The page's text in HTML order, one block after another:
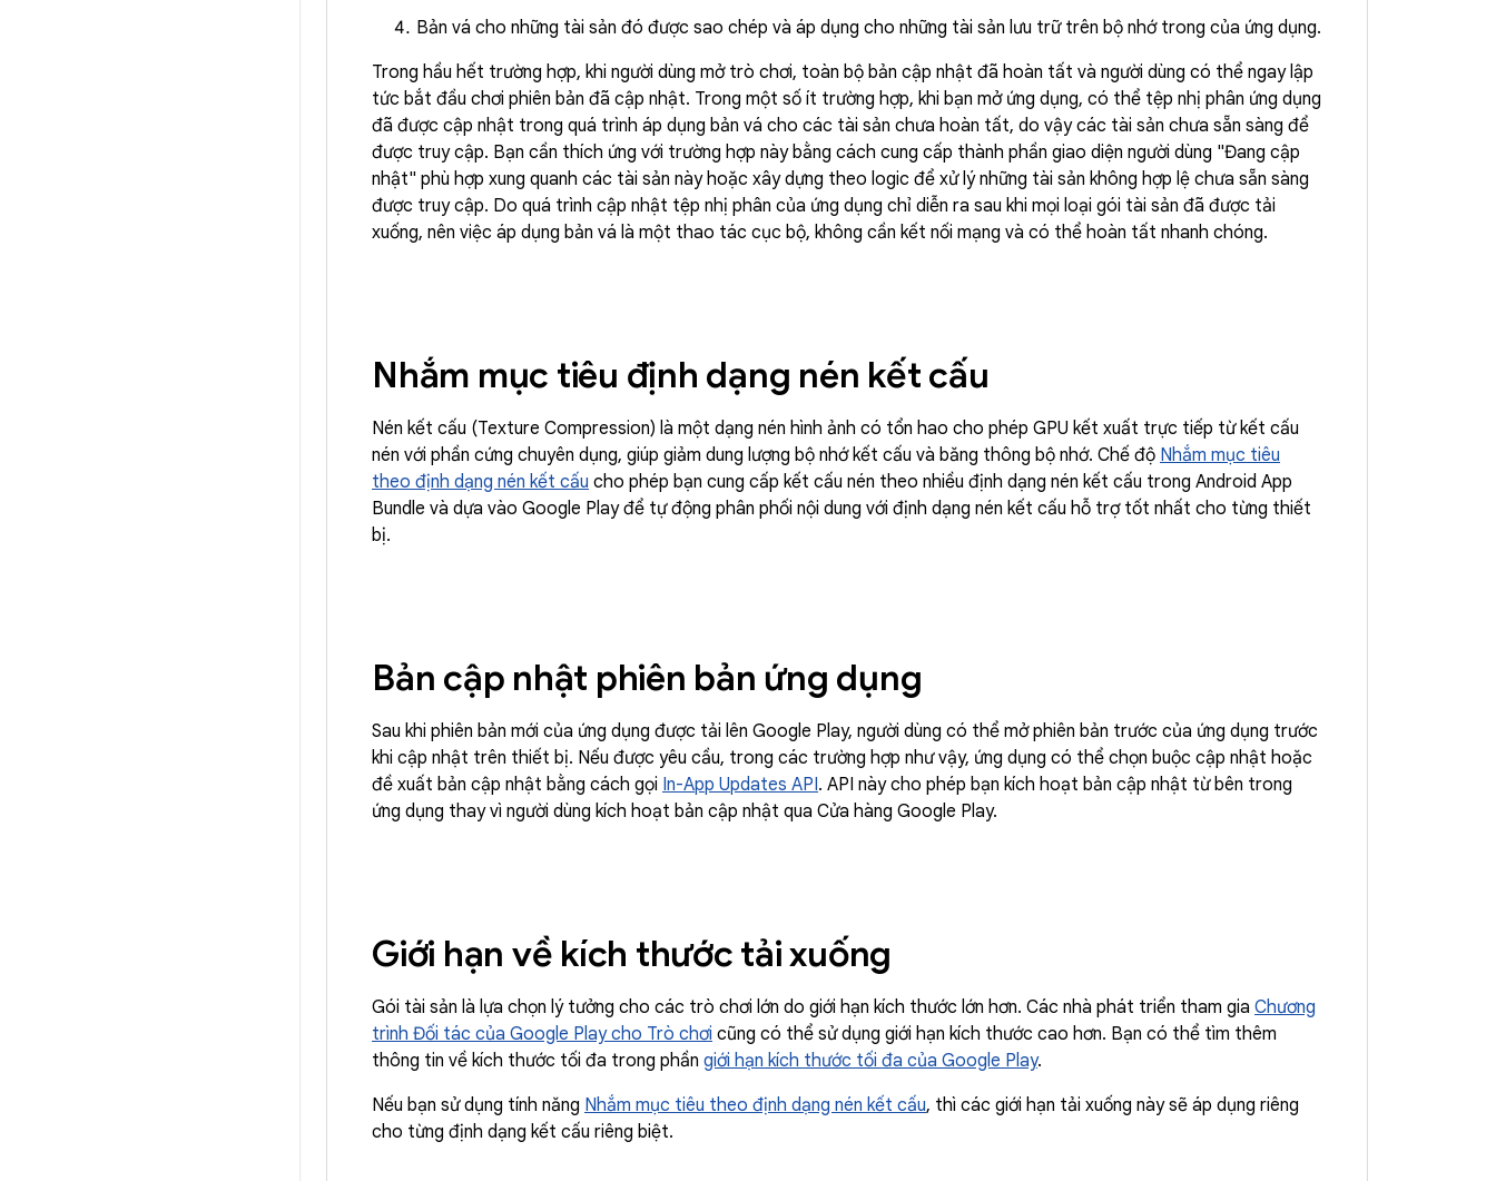
Bản vá cho những tài sản đó được sao chép và áp dụng cho những tài sản lưu trữ trên bộ nhớ trong của ứng dụng.
Trong hầu hết trường hợp, khi người dùng mở trò chơi, toàn bộ bản cập nhật đã hoàn tất và người dùng có thể ngay lập
tức bắt đầu chơi phiên bản đã cập nhật. Trong một số ít trường hợp, khi bạn mở ứng dụng, có thể tệp nhị phân ứng dụng
đã được cập nhật trong quá trình áp dụng bản vá cho các tài sản chưa hoàn tất, do vậy các tài sản chưa sẵn sàng để
được truy cập. Bạn cần thích ứng với trường hợp này bằng cách cung cấp thành phần giao diện người dùng "Đang cập
nhật" phù hợp xung quanh các tài sản này hoặc xây dựng theo logic để xử lý những tài sản không hợp lệ chưa sẵn sàng
được truy cập. Do quá trình cập nhật tệp nhị phân của ứng dụng chỉ diễn ra sau khi mọi loại gói tài sản đã được tải
xuống, nên việc áp dụng bản vá là một thao tác cục bộ, không cần kết nối mạng và có thể hoàn tất nhanh chóng.
Nhắm mục tiêu định dạng nén kết cấu
Nén kết cấu (Texture Compression) là một dạng nén hình ảnh có tổn hao cho phép GPU kết xuất trực tiếp từ kết cấu
nén với phần cứng chuyên dụng, giúp giảm dung lượng bộ nhớ kết cấu và băng thông bộ nhớ. Chế độ Nhắm mục tiêu
theo định dạng nén kết cấu cho phép bạn cung cấp kết cấu nén theo nhiều định dạng nén kết cấu trong Android App
Bundle và dựa vào Google Play để tự động phân phối nội dung với định dạng nén kết cấu hỗ trợ tốt nhất cho từng thiết
bị.
Bản cập nhật phiên bản ứng dụng
Sau khi phiên bản mới của ứng dụng được tải lên Google Play, người dùng có thể mở phiên bản trước của ứng dụng trước
khi cập nhật trên thiết bị. Nếu được yêu cầu, trong các trường hợp như vậy, ứng dụng có thể chọn buộc cập nhật hoặc
đề xuất bản cập nhật bằng cách gọi In-App Updates API. API này cho phép bạn kích hoạt bản cập nhật từ bên trong
ứng dụng thay vì người dùng kích hoạt bản cập nhật qua Cửa hàng Google Play.
Giới hạn về kích thước tải xuống
Gói tài sản là lựa chọn lý tưởng cho các trò chơi lớn do giới hạn kích thước lớn hơn. Các nhà phát triển tham gia Chương
trình Đối tác của Google Play cho Trò chơi cũng có thể sử dụng giới hạn kích thước cao hơn. Bạn có thể tìm thêm
thông tin về kích thước tối đa trong phần giới hạn kích thước tối đa của Google Play.
Nếu bạn sử dụng tính năng Nhắm mục tiêu theo định dạng nén kết cấu, thì các giới hạn tải xuống này sẽ áp dụng riêng
cho từng định dạng kết cấu riêng biệt.